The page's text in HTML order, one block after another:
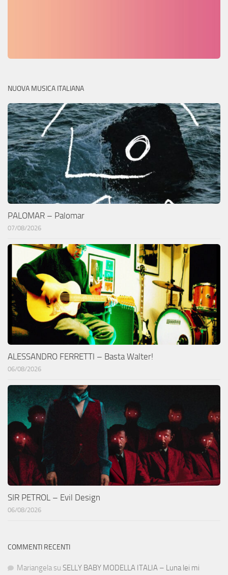
NUOVA MUSICA ITALIANA
PALOMAR – Palomar
07/08/2026
ALESSANDRO FERRETTI – Basta Walter!
06/08/2026
SIR PETROL – Evil Design
06/08/2026
COMMENTI RECENTI
Mariangela su SELLY BABY MODELLA ITALIA – Luna lei mi